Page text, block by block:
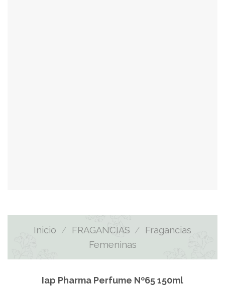
Inicio / FRAGANCIAS /
Fragancias
Femeninas
Iap Pharma Perfume Nº65 150ml